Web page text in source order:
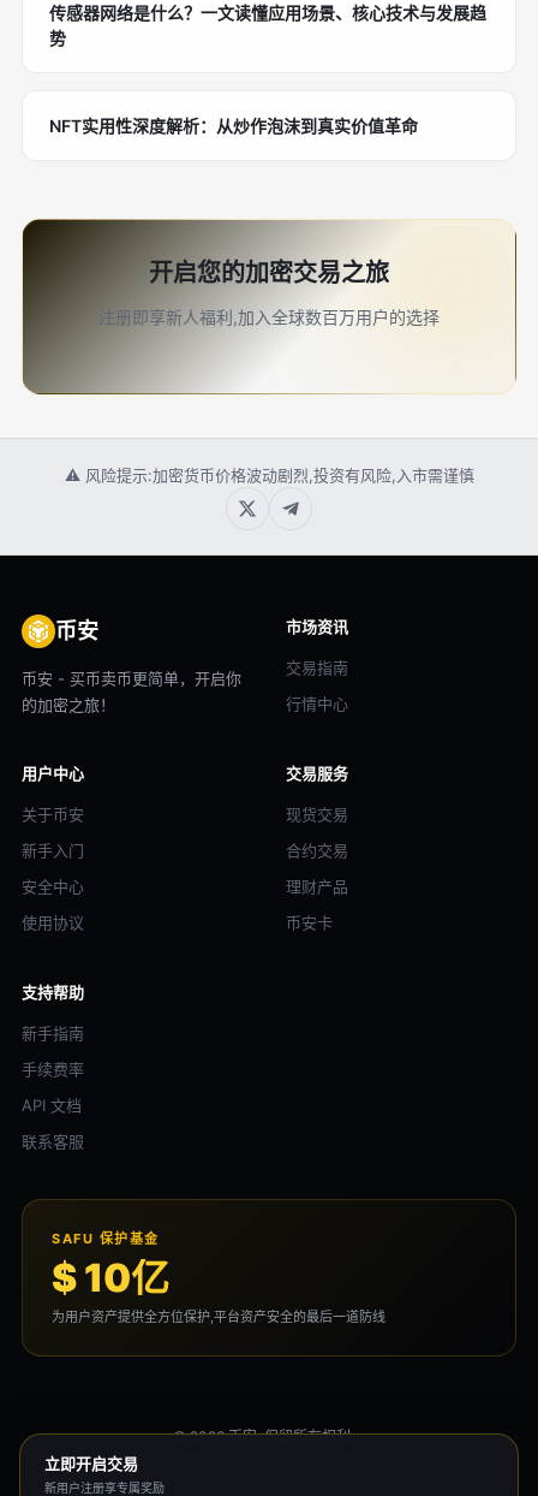
传感器网络是什么？一文读懂应用场景、核心技术与发展趋
势
NFT实用性深度解析：从炒作泡沫到真实价值革命
开启您的加密交易之旅
注册即享新人福利,加入全球数百万用户的选择
⚠ 风险提示:加密货币价格波动剧烈,投资有风险,入市需谨慎
币安
币安 - 买币卖币更简单，开启你
的加密之旅！
市场资讯
交易指南
行情中心
用户中心
关于币安
新手入门
安全中心
使用协议
交易服务
现货交易
合约交易
理财产品
币安卡
支持帮助
新手指南
手续费率
API 文档
联系客服
SAFU 保护基金
$ 10亿
为用户资产提供全方位保护,平台资产安全的最后一道防线
© 2026 币安. 保留所有权利。
立即开启交易
新用户注册享专属奖励